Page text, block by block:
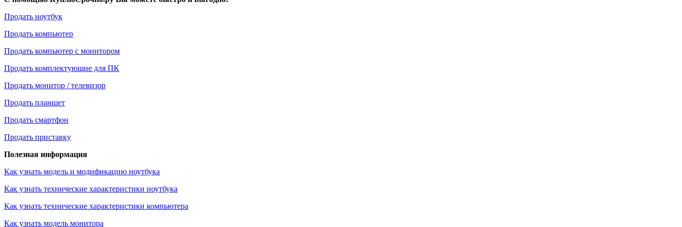
Продать ноутбук
Продать компьютер
Продать компьютер с монитором
Продать комплектующие для ПК
Продать монитор / телевизор
Продать планшет
Продать смартфон
Продать приставку
Полезная информация
Как узнать модель и модификацию ноутбука
Как узнать технические характеристики ноутбука
Как узнать технические характеристики компьютера
Как узнать модель монитора